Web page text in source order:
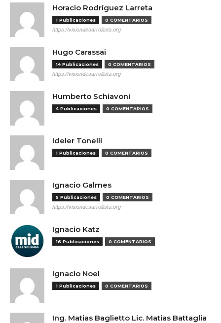
Horacio Rodríguez Larreta
1 Publicaciones 0 COMENTARIOS
https://visiondesarrollista.org
Hugo Carassai
14 Publicaciones 0 COMENTARIOS
https://visiondesarrollista.org
Humberto Schiavoni
4 Publicaciones 0 COMENTARIOS
Ideler Tonelli
1 Publicaciones 0 COMENTARIOS
Ignacio Galmes
5 Publicaciones 0 COMENTARIOS
https://visiondesarrollista.org
Ignacio Katz
16 Publicaciones 0 COMENTARIOS
Ignacio Noel
1 Publicaciones 0 COMENTARIOS
Ing. Matias Baglietto Lic. Matias Battaglia